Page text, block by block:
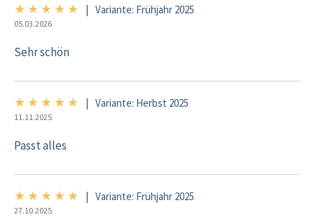
★ ★ ★ ★ ★ 5/5 Variante: Frühjahr 2025
05.03.2026
Sehr schön
★ ★ ★ ★ ★ 5/5 Variante: Herbst 2025
11.11.2025
Passt alles
★ ★ ★ ★ ★ 5/5 Variante: Frühjahr 2025
27.10.2025